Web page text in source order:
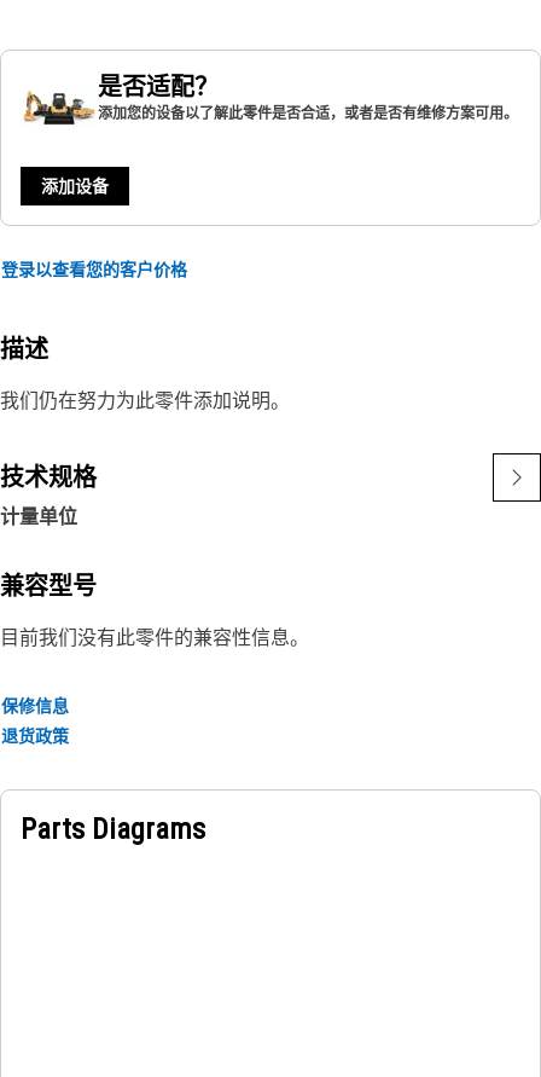
是否适配？
添加您的设备以了解此零件是否合适，或者是否有维修方案可用。
添加设备
登录以查看您的客户价格
描述
我们仍在努力为此零件添加说明。
技术规格
计量单位
兼容型号
目前我们没有此零件的兼容性信息。
保修信息
退货政策
Parts Diagrams